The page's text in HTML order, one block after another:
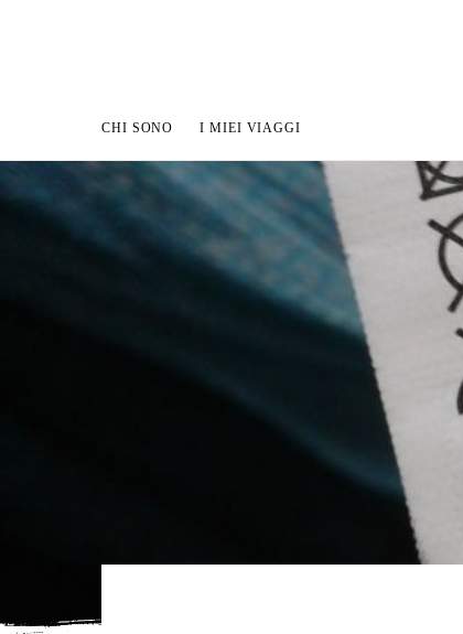
CHI SONO I MIEI VIAGGI